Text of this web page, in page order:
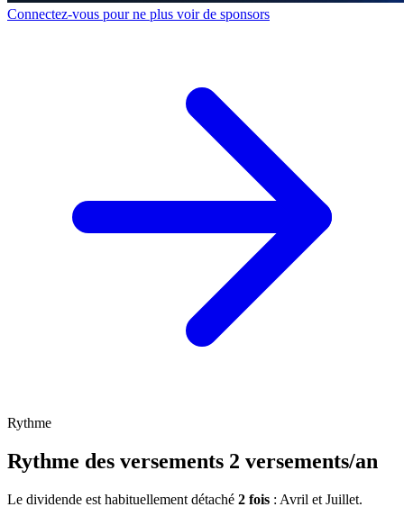
Connectez-vous pour ne plus voir de sponsors
Rythme
Rythme des versements 2 versements/an
Le dividende est habituellement détaché 2 fois : Avril et Juillet.